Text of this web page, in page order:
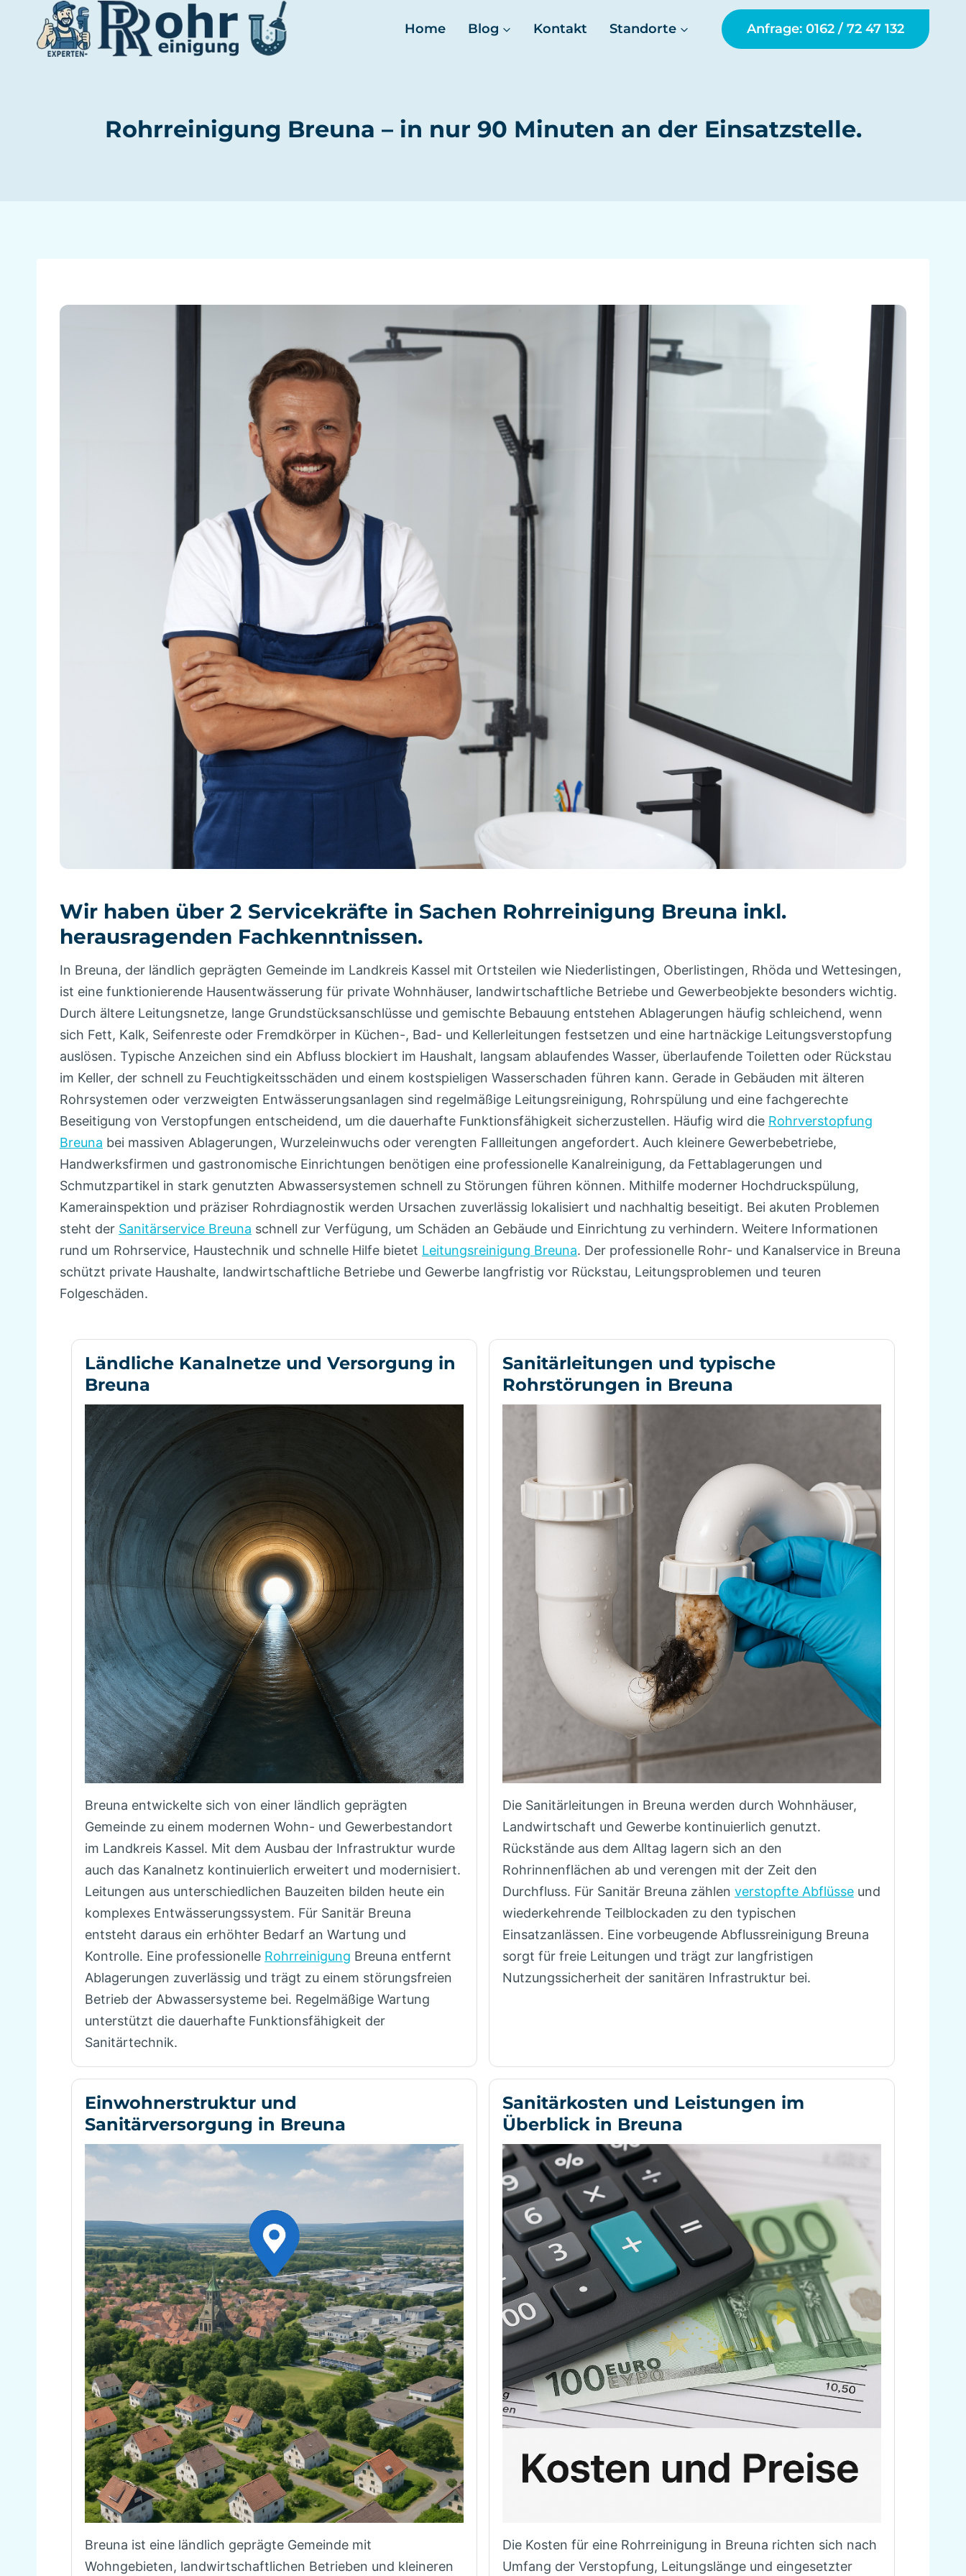
springen
Home Blog Kontakt Standorte Anfrage: 0162 / 72 47 132
Rohrreinigung Breuna – in nur 90 Minuten an der Einsatzstelle.
Wir haben über 2 Servicekräfte in Sachen Rohrreinigung Breuna inkl.
herausragenden Fachkenntnissen.
In Breuna, der ländlich geprägten Gemeinde im Landkreis Kassel mit Ortsteilen wie Niederlistingen, Oberlistingen, Rhöda und Wettesingen,
ist eine funktionierende Hausentwässerung für private Wohnhäuser, landwirtschaftliche Betriebe und Gewerbeobjekte besonders wichtig.
Durch ältere Leitungsnetze, lange Grundstücksanschlüsse und gemischte Bebauung entstehen Ablagerungen häufig schleichend, wenn
sich Fett, Kalk, Seifenreste oder Fremdkörper in Küchen-, Bad- und Kellerleitungen festsetzen und eine hartnäckige Leitungsverstopfung
auslösen. Typische Anzeichen sind ein Abfluss blockiert im Haushalt, langsam ablaufendes Wasser, überlaufende Toiletten oder Rückstau
im Keller, der schnell zu Feuchtigkeitsschäden und einem kostspieligen Wasserschaden führen kann. Gerade in Gebäuden mit älteren
Rohrsystemen oder verzweigten Entwässerungsanlagen sind regelmäßige Leitungsreinigung, Rohrspülung und eine fachgerechte
Beseitigung von Verstopfungen entscheidend, um die dauerhafte Funktionsfähigkeit sicherzustellen. Häufig wird die Rohrverstopfung
Breuna bei massiven Ablagerungen, Wurzeleinwuchs oder verengten Fallleitungen angefordert. Auch kleinere Gewerbebetriebe,
Handwerksfirmen und gastronomische Einrichtungen benötigen eine professionelle Kanalreinigung, da Fettablagerungen und
Schmutzpartikel in stark genutzten Abwassersystemen schnell zu Störungen führen können. Mithilfe moderner Hochdruckspülung,
Kamerainspektion und präziser Rohrdiagnostik werden Ursachen zuverlässig lokalisiert und nachhaltig beseitigt. Bei akuten Problemen
steht der Sanitärservice Breuna schnell zur Verfügung, um Schäden an Gebäude und Einrichtung zu verhindern. Weitere Informationen
rund um Rohrservice, Haustechnik und schnelle Hilfe bietet Leitungsreinigung Breuna. Der professionelle Rohr- und Kanalservice in Breuna
schützt private Haushalte, landwirtschaftliche Betriebe und Gewerbe langfristig vor Rückstau, Leitungsproblemen und teuren
Folgeschäden.
Ländliche Kanalnetze und Versorgung in
Breuna
Breuna entwickelte sich von einer ländlich geprägten
Gemeinde zu einem modernen Wohn- und Gewerbestandort
im Landkreis Kassel. Mit dem Ausbau der Infrastruktur wurde
auch das Kanalnetz kontinuierlich erweitert und modernisiert.
Leitungen aus unterschiedlichen Bauzeiten bilden heute ein
komplexes Entwässerungssystem. Für Sanitär Breuna
entsteht daraus ein erhöhter Bedarf an Wartung und
Kontrolle. Eine professionelle Rohrreinigung Breuna entfernt
Ablagerungen zuverlässig und trägt zu einem störungsfreien
Betrieb der Abwassersysteme bei. Regelmäßige Wartung
unterstützt die dauerhafte Funktionsfähigkeit der
Sanitärtechnik.
Sanitärleitungen und typische
Rohrstörungen in Breuna
Die Sanitärleitungen in Breuna werden durch Wohnhäuser,
Landwirtschaft und Gewerbe kontinuierlich genutzt.
Rückstände aus dem Alltag lagern sich an den
Rohrinnenflächen ab und verengen mit der Zeit den
Durchfluss. Für Sanitär Breuna zählen verstopfte Abflüsse und
wiederkehrende Teilblockaden zu den typischen
Einsatzanlässen. Eine vorbeugende Abflussreinigung Breuna
sorgt für freie Leitungen und trägt zur langfristigen
Nutzungssicherheit der sanitären Infrastruktur bei.
Einwohnerstruktur und
Sanitärversorgung in Breuna
Breuna ist eine ländlich geprägte Gemeinde mit
Wohngebieten, landwirtschaftlichen Betrieben und kleineren
Sanitärkosten und Leistungen im
Überblick in Breuna
Die Kosten für eine Rohrreinigung in Breuna richten sich nach
Umfang der Verstopfung, Leitungslänge und eingesetzter